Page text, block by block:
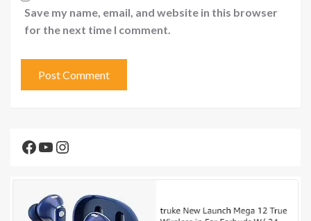
Save my name, email, and website in this browser
for the next time I comment.
Facebook
YouTube
Instagram